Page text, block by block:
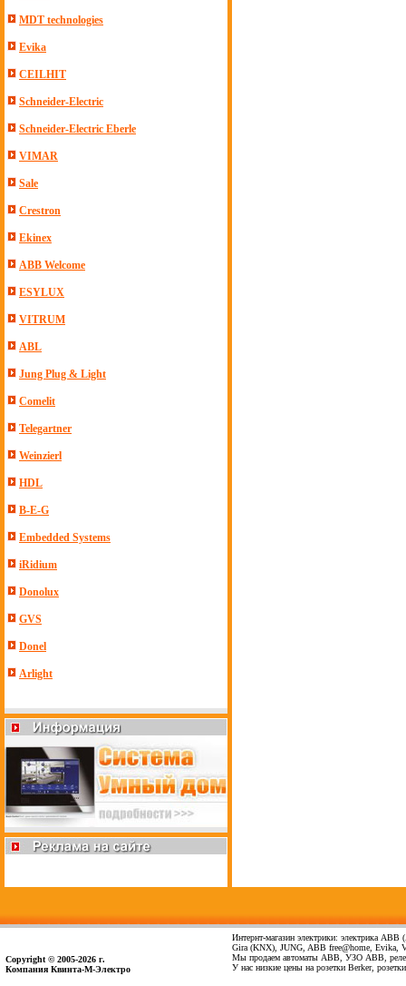
MDT technologies
Evika
CEILHIT
Schneider-Electric
Schneider-Electric Eberle
VIMAR
Sale
Crestron
Ekinex
ABB Welcome
ESYLUX
VITRUM
ABL
Jung Plug & Light
Comelit
Telegartner
Weinzierl
HDL
B-E-G
Embedded Systems
iRidium
Donolux
GVS
Donel
Arlight
Copyright © 2005-2026 г.
Компания Квинта-М-Электро
Интернт-магазин электрики: электрика
Gira (KNX), JUNG, ABB free@home, Evika,
Мы продаем автоматы ABB, УЗО ABB, реле
У нас низкие цены на розетки Berker,